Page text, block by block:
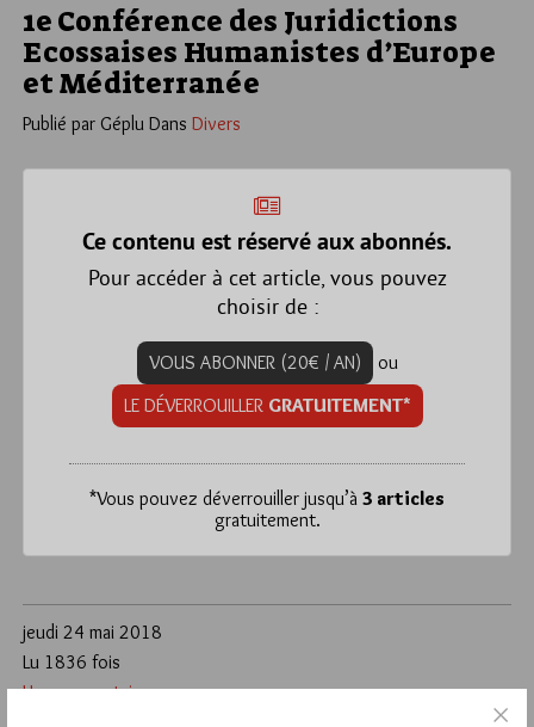
1e Conférence des Juridictions
Ecossaises Humanistes d’Europe
et Méditerranée
Publié par Géplu Dans Divers
Ce contenu est réservé aux abonnés.
Pour accéder à cet article, vous pouvez
choisir de :
VOUS ABONNER (20€ / AN)
ou
LE DÉVERROUILLER GRATUITEMENT*
*Vous pouvez déverrouiller jusqu’à 3 articles
gratuitement.
jeudi 24 mai 2018
Un commentaire
Lu 1836 fois